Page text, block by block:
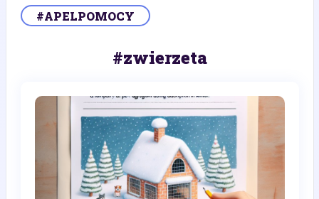
#APELPOMOCY
#zwierzeta